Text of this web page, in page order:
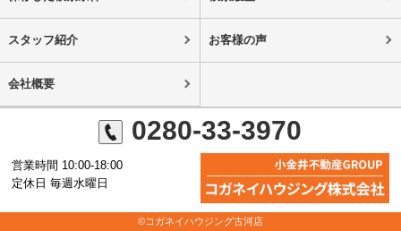
スタッフ紹介 お客様の声
会社概要
0280-33-3970
営業時間 10:00-18:00
定休日 毎週水曜日
©コガネイハウジング古河店